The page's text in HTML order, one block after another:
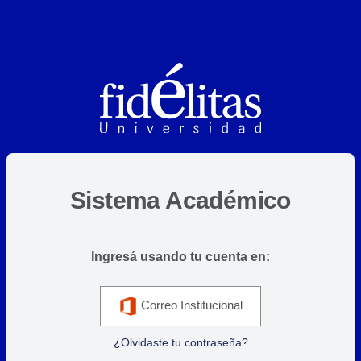
Sistema Académico
Ingresá usando tu cuenta en:
Correo Institucional
¿Olvidaste tu contraseña?